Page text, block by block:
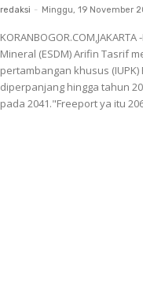
redaksi - Minggu, 19 November
Mineral (ESDM) Arifin Tasrif
pertambangan khusus (IUPK)
diperpanjang hingga tahun 2061. Adapun,IUPK PTFI akan
pada 2041."Freeport ya itu